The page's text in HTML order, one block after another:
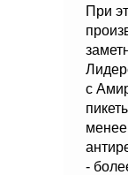
При
с
-